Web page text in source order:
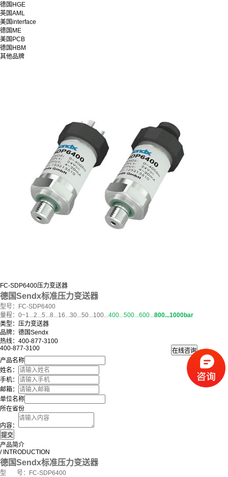
德国HGE
英国AML
美国interface
德国ME
美国PCB
德国HBM
其他品牌
FC-SDP6400压力变送器
德国Sendx标准压力变送器
型号：FC-SDP6400
量程：0~1...2...5...8...16...30...50...100...400...500...600...800...1000bar
类型：压力变送器
品牌：德国Sendx
热线：400-877-3100
400-877-3100
产品名称
姓名：
手机：
邮箱：
单位名称
所在省份
内容：
产品简介
/ INTRODUCTION
德国Sendx标准压力变送器
型 号：FC-SDP6400